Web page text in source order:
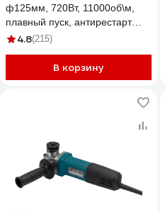
ф125мм, 720Вт, 11000об\м,
плавный пуск, антирестарт
2,7кг,кор. GA5030R
4.8(215)
В корзину